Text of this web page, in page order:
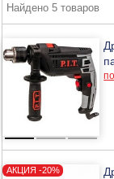
Найдено 5 товаров